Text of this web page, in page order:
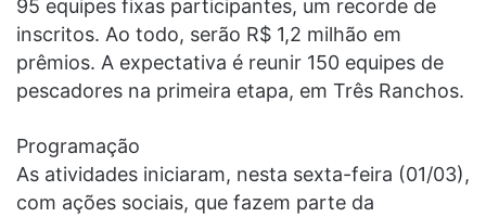
95 equipes fixas participantes, um recorde de
inscritos. Ao todo, serão R$ 1,2 milhão em
prêmios. A expectativa é reunir 150 equipes de
pescadores na primeira etapa, em Três Ranchos.
Programação
As atividades iniciaram, nesta sexta-feira (01/03),
com ações sociais, que fazem parte da